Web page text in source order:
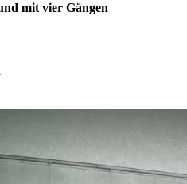
mit vier Gängen